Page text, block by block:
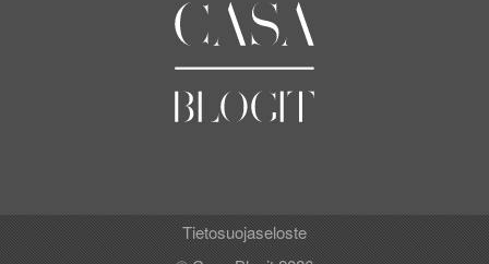
Tietosuojaseloste